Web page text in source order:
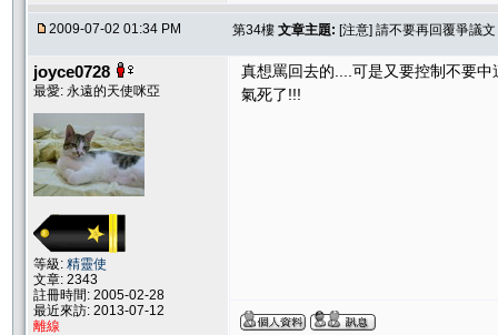
2009-07-02 01:34 PM 第34樓 文章主題: [注意] 請不要再回覆爭議
joyce0728
最愛: 永遠的天使咪亞
等級: 精靈使
文章: 2343
註冊時間: 2005-02-28
最近來訪: 2013-07-12
離線
真想罵回去的....可是又要控制不要中
氣死了!!!